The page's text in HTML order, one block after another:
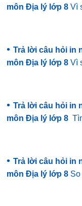
môn Địa lý lớp 8 Vì
• Trả lời câu hỏi in
môn Địa lý lớp 8 Vì
• Trả lời câu hỏi in
môn Địa lý lớp 8
• Trả lời câu hỏi in
môn Địa lý lớp 8